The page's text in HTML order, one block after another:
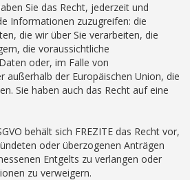
Sie das Recht, jederzeit und
Informationen zuzugreifen: die
die wir über Sie verarbeiten, die
die voraussichtliche
oder, im Falle von
außerhalb der Europäischen Union, die
Sie haben auch das Recht auf eine
behält sich FREZITE das Recht vor,
oder überzogenen Anträgen
Entgelts zu verlangen oder
zu verweigern.